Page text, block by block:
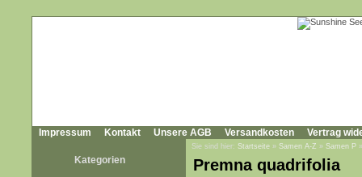
Impressum Kontakt Unsere AGB Versandkosten Vertrag
Kategorien
Sie sind hier: Startseite » Samen A-Z » Samen P
Premna quadrifolia